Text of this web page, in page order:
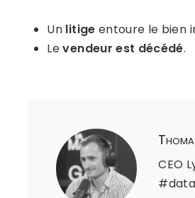
Un litige entoure le bien
Levendeur est décédé.
CEO